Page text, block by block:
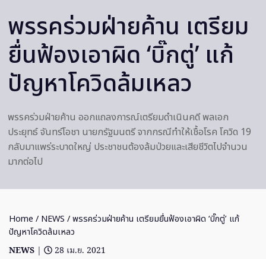
พรรคร่วมฝ่ายค้าน เตรียม
ยื่นฟ้องเอาผิด ‘บิ๊กตู่’ แก้
ปัญหาโควิดล้มเหลว
พรรคร่วมฝ่ายค้าน ออกแถลงการณ์เตรียมดำเนินคดี พลเอก
ประยุทธ์ จันทร์โอชา นายกรัฐมนตรี จากกรณีทำให้เชื้อโรค โควิด 19
กลับมาแพร่ระบาดใหญ่ ประชาชนต้องล้มป่วยและเสียชีวิตไปจำนวน
มากต่อไป
Home / NEWS / พรรคร่วมฝ่ายค้าน เตรียมยื่นฟ้องเอาผิด ‘บิ๊กตู่’ แก้
ปัญหาโควิดล้มเหลว
NEWS |
28 เม.ย. 2021